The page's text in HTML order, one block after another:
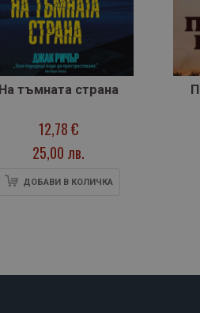
На тъмната страна
12,78 €
25,00 лв.
ДОБАВИ В КОЛИЧКА